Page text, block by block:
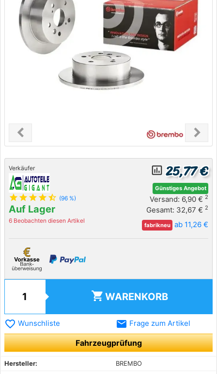
chevron_leftPrevious chevron_right
Next
Verkäufer
star star star star star_half (96 %)
Auf Lager
6 Beobachten diesen Artikel
insert_chart_outlined 25,77 €
Günstiges Angebot
Versand: 6,90 € 2
Gesamt: 32,67 € 2
fabrikneu ab 11,26 €
shopping_cart WARENKORB
favorite_border Wunschliste email Frage zum Artikel
Fahrzeugprüfung
Hersteller:
BREMBO